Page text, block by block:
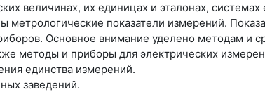
величинах, их единицах и эталонах,
метрологические показатели измерений.
Основное внимание уделено методам и
методы и приборы для электрических
единства измерений.
заведений.